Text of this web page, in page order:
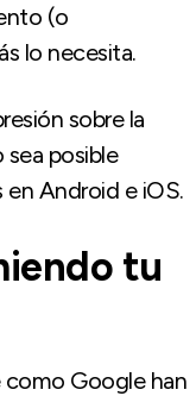
(o
lo necesita.
sobre la
posible
Android e iOS.
tu
como Google han